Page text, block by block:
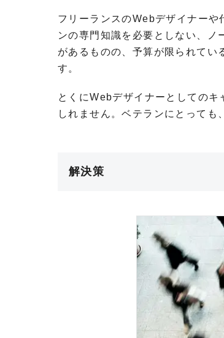
フリーランスのWebデザイナー
ンの専門知識を必要としない、
があるものの、予算が限られて
す。
とくにWebデザイナーとしての
しれません。ベテランにとっても
解決策